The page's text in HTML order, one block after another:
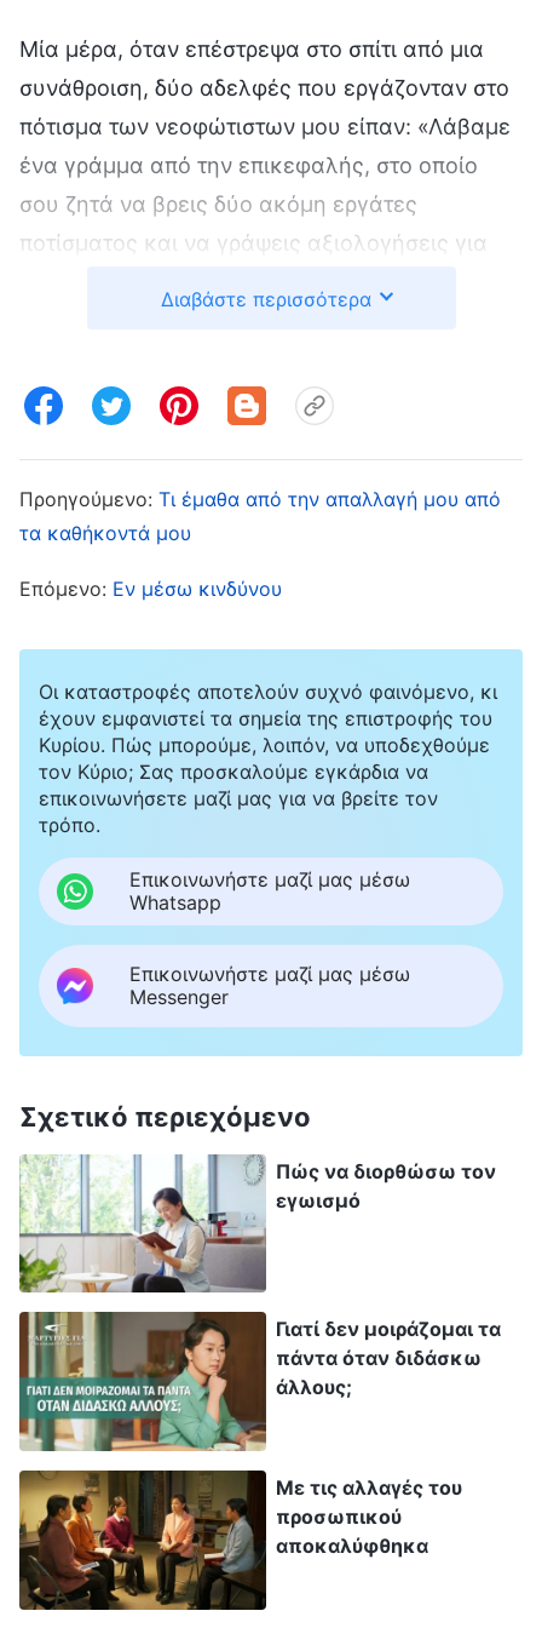
Μία μέρα, όταν επέστρεψα στο σπίτι από μια
συνάθροιση, δύο αδελφές που εργάζονταν στο
πότισμα των νεοφώτιστων μου είπαν: «Λάβαμε
ένα γράμμα από την επικεφαλής, στο οποίο
σου ζητά να βρεις δύο ακόμη εργάτες
ποτίσματος και να γράψεις αξιολογήσεις για
δυσαρέσκειά μου ήταν εμφανής. Σκέφτηκα
επανατοποθετήσει κι αυτές; Μόλις τις
λιγότερες έγνοιες τώρα. Εάν τοποθετηθούν
αλλού, όχι μόνο θ’ αυξηθεί ο φόρτος εργασίας
μου, αλλά θα πέσει σίγουρα και η απόδοση της
Αφού μου πέρασε αυτό από το μυαλό,
απάντησα με δυσαρέσκεια: «Πραγματικά δεν
ξέρω τι σκέφτεται η επικεφαλής». Οι δύο
αδελφές είδαν ότι φαινόμουν πεσμένη και
ρώτησαν απορημένες: «Τι συμβαίνει; Δεν σου
ζητάει απλώς η επικεφαλής να βρεις δύο
ακόμη εργάτες ποτίσματος;» Όταν άκουσα
αυτό που είπαν, ένιωσα κάπως αμήχανα. Όταν
ξαναβρήκα την ψυχραιμία μου, απάντησα
χωρίς ενθουσιασμό: «Εντάξει, τότε θα πρέπει
κατάλληλα προσόντα». Αυτό είπα δυνατά,
όμως νοερά αμφισβητούσα την απόφαση: «Η
επικεφαλής βλέπει την εκκλησία μας σαν
κέντρο εκπαίδευσης ταλέντων; Πρώτα θέλει τη
μία, τώρα θέλει την άλλη. Το έργο της
εκκλησίας άρχισε επιτέλους να σημειώνει
πρόοδο, πώς όμως υποτίθεται ότι θα
προχωρήσουμε εάν τοποθετήσει αλλού αυτά τα
ταλέντα;» Όσο περισσότερο το σκεφτόμουν,
τόσο χειρότερα ένιωθα, κι άρχισα να
αισθάνομαι κάποια εχθρότητα προς την
επικεφαλής. Συνέχισα να εκπληρώνω τα
καθήκοντά μου, αλλά με λιγότερο ενθουσιασμό
Διαβάστε περισσότερα
Προηγούμενο: Τι έμαθα από την απαλλαγή μου από
τα καθήκοντά μου
Επόμενο: Εν μέσω κινδύνου
Οι καταστροφές αποτελούν συχνό φαινόμενο, κι
έχουν εμφανιστεί τα σημεία της επιστροφής του
Κυρίου. Πώς μπορούμε, λοιπόν, να υποδεχθούμε
τον Κύριο; Σας προσκαλούμε εγκάρδια να
επικοινωνήσετε μαζί μας για να βρείτε τον
τρόπο.
Επικοινωνήστε μαζί μας μέσω
Whatsapp
Επικοινωνήστε μαζί μας μέσω
Messenger
Σχετικό περιεχόμενο
Πώς να διορθώσω τον
εγωισμό
Γιατί δεν μοιράζομαι τα
πάντα όταν διδάσκω
άλλους;
Με τις αλλαγές του
προσωπικού
αποκαλύφθηκα